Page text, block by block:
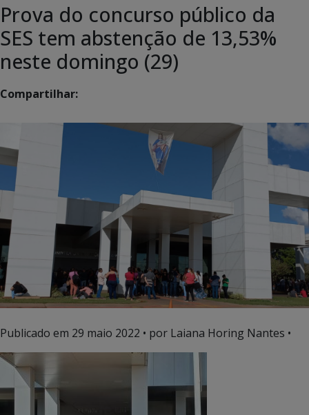
Prova do concurso público da
SES tem abstenção de 13,53%
neste domingo (29)
Compartilhar:
Publicado em 29 maio 2022 • por Laiana Horing Nantes •